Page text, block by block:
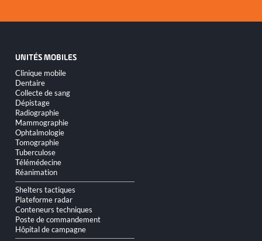
UNITÉS MOBILES
Aller
au
contenu
Clinique mobile
Dentaire
Collecte de sang
Dépistage
Radiographie
Mammographie
Ophtalmologie
Tomographie
Tuberculose
Télémédecine
Réanimation
Shelters tactiques
Plateforme radar
Conteneurs techniques
Poste de commandement
Hôpital de campagne